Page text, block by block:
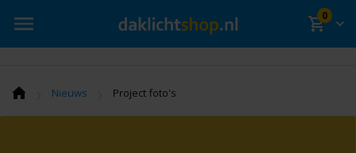
0
Nieuws Project foto's